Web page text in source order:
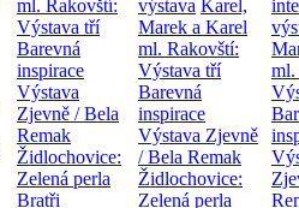
ml. Rakovští:
Výstava tří
Barevná
inspirace
Výstava
Zjevně / Bela
Remak
Židlochovice:
Zelená perla
Bratři
výstava Karel,
Marek a Karel
ml. Rakovští:
Výstava tří
Barevná
inspirace
Výstava Zjevně
/ Bela Remak
Židlochovice:
Zelená perla
ml.